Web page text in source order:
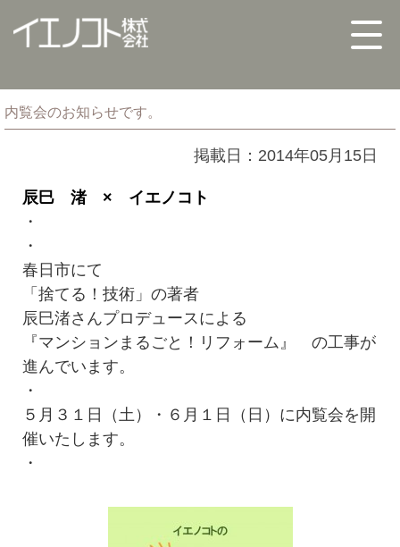
内覧会のお知らせです。
掲載日：2014年05月15日
辰巳 渚 × イエノコト
・
・
春日市にて
「捨てる！技術」の著者
辰巳渚さんプロデュースによる
『マンションまるごと！リフォーム』 の工事が
進んでいます。
・
５月３１日（土）・６月１日（日）に内覧会を開
催いたします。
・